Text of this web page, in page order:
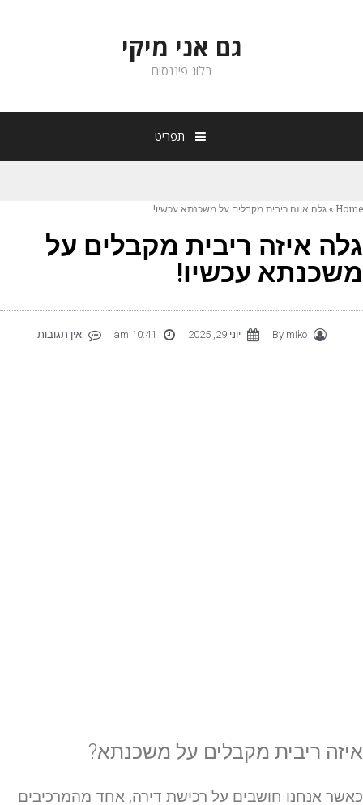
גם אני מיקי
בלוג פיננסים
תפריט
»גלה איזה ריבית מקבלים על משכנתא עכשיו!
איזה ריבית מקבלים על
עכשיו!
Bymiko יוני 29, 2025 10:41 am אין תגובות
ריבית מקבלים על משכנתא?
אנחנו חושבים על רכישת דירה, אחד מהמרכיבים